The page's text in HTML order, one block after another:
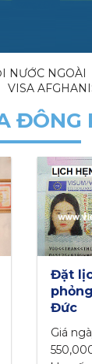
NƯỚC NGOÀI
VISA
ĐÔNG
Xin
du
trọn
BẢNG
THỜI